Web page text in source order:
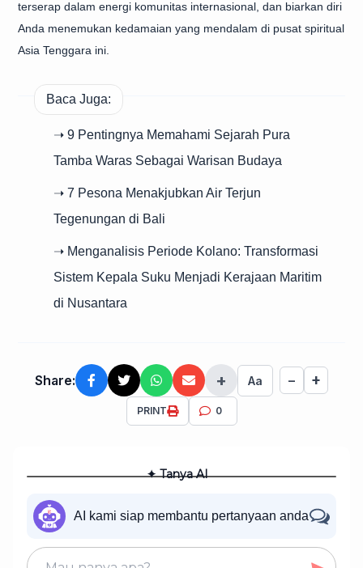
terserap dalam energi komunitas internasional, dan biarkan diri
Anda menemukan kedamaian yang mendalam di pusat spiritual
Asia Tenggara ini.
Baca Juga:
➝ 9 Pentingnya Memahami Sejarah Pura
Tamba Waras Sebagai Warisan Budaya
➝ 7 Pesona Menakjubkan Air Terjun
Tegenungan di Bali
➝ Menganalisis Periode Kolano: Transformasi
Sistem Kepala Suku Menjadi Kerajaan Maritim
di Nusantara
Share: + Aa − +
PRINT 0
✦ Tanya AI
AI kami siap membantu pertanyaan anda